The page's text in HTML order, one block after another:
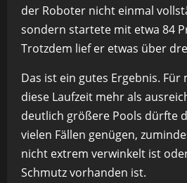
der Roboter nicht einmal
sondern startete mit etwa 84
Trotzdem lief er etwas über
Das ist ein gutes Ergebnis. Für
diese Laufzeit mehr als
deutlich größere Pools dürfte
vielen Fällen genügen,
nicht extrem verwinkelt ist
Schmutz vorhanden ist.